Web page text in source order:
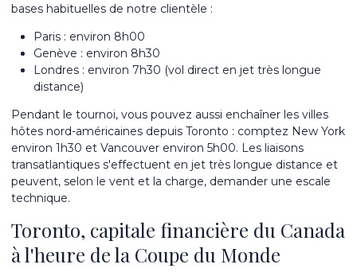
bases habituelles de notre clientèle :
Paris : environ 8h00
Genève : environ 8h30
Londres : environ 7h30 (vol direct en jet très longue
distance)
Pendant le tournoi, vous pouvez aussi enchaîner les villes
hôtes nord-américaines depuis Toronto : comptez New York
environ 1h30 et Vancouver environ 5h00. Les liaisons
transatlantiques s'effectuent en jet très longue distance et
peuvent, selon le vent et la charge, demander une escale
technique.
Toronto, capitale financière du Canada
à l'heure de la Coupe du Monde